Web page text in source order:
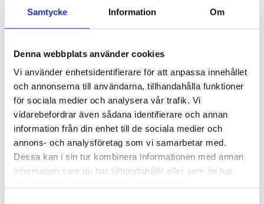
Samtycke Information Om
Denna webbplats använder cookies
Vi använder enhetsidentifierare för att anpassa innehållet
och annonserna till användarna, tillhandahålla funktioner
för sociala medier och analysera vår trafik. Vi
vidarebefordrar även sådana identifierare och annan
information från din enhet till de sociala medier och
annons- och analysföretag som vi samarbetar med.
Dessa kan i sin tur kombinera informationen med annan
information som du har tillhandahållit eller som de har
Storsäljande
takcykelhållare
2 395
2 595 kr
Horisontell kajakhållare
1 495 kr
3 145kr
Lägg till i favoriter
POPULÄRAST!